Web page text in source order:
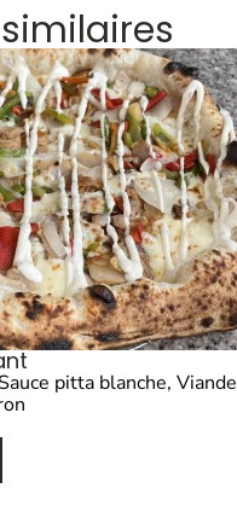
pitta blanche, Viande